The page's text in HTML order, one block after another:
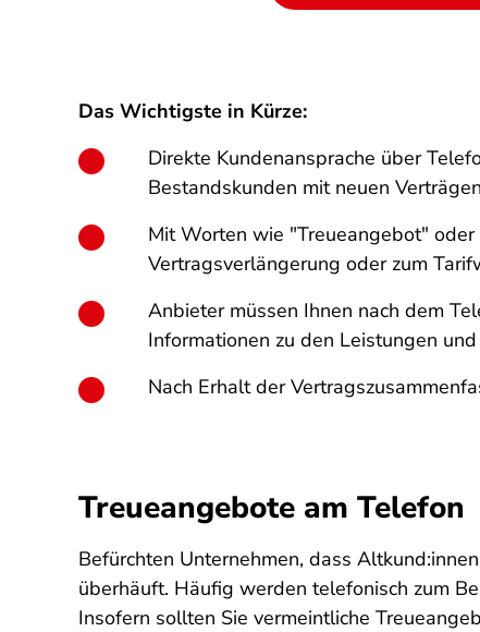
Das Wichtigste in Kürze:
Direkte Kundenansprache über
Bestandskunden mit neuen
Mit Worten wie "Treueangebot"
Vertragsverlängerung oder zum
Anbieter müssen Ihnen nach dem
Informationen zu den Leistungen
Nach Erhalt der
Treueangebote am Telefon
Befürchten Unternehmen, dass
überhäuft. Häufig werden telefonisch zum
Insofern sollten Sie vermeintliche